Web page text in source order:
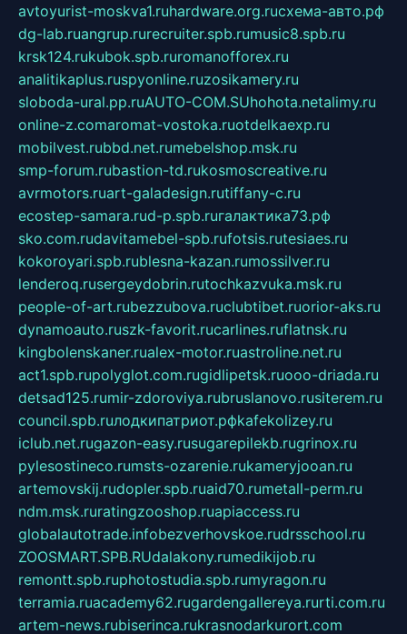
avtoyurist-moskva1.ruhardware.org.ruсхема-авто.рф
dg-lab.ruangrup.rurecruiter.spb.rumusic8.spb.ru
krsk124.rukubok.spb.ruromanofforex.ru
analitikaplus.ruspyonline.ruzosikamery.ru
sloboda-ural.pp.ruAUTO-COM.SUhohota.netalimy.ru
online-z.comaromat-vostoka.ruotdelkaexp.ru
mobilvest.rubbd.net.rumebelshop.msk.ru
smp-forum.rubastion-td.rukosmoscreative.ru
avrmotors.ruart-galadesign.rutiffany-c.ru
ecostep-samara.rud-p.spb.ruгалактика73.рф
sko.com.rudavitamebel-spb.rufotsis.rutesiaes.ru
kokoroyari.spb.rublesna-kazan.rumossilver.ru
lenderoq.rusergeydobrin.rutochkazvuka.msk.ru
people-of-art.rubezzubova.ruclubtibet.ruorior-aks.ru
dynamoauto.ruszk-favorit.rucarlines.ruflatnsk.ru
kingbolenskaner.rualex-motor.ruastroline.net.ru
act1.spb.rupolyglot.com.rugidlipetsk.ruooo-driada.ru
detsad125.rumir-zdoroviya.rubruslanovo.rusiterem.ru
council.spb.ruлодкипатриот.рфkafekolizey.ru
iclub.net.rugazon-easy.rusugarepilekb.rugrinox.ru
pylesostineco.rumsts-ozarenie.rukameryjooan.ru
artemovskij.rudopler.spb.ruaid70.rumetall-perm.ru
ndm.msk.ruratingzooshop.ruapiaccess.ru
globalautotrade.infobezverhovskoe.rudrsschool.ru
ZOOSMART.SPB.RUdalakony.rumedikijob.ru
remontt.spb.ruphotostudia.spb.rumyragon.ru
terramia.ruacademy62.rugardengallereya.rurti.com.ru
artem-news.rubiserinca.rukrasnodarkurort.com